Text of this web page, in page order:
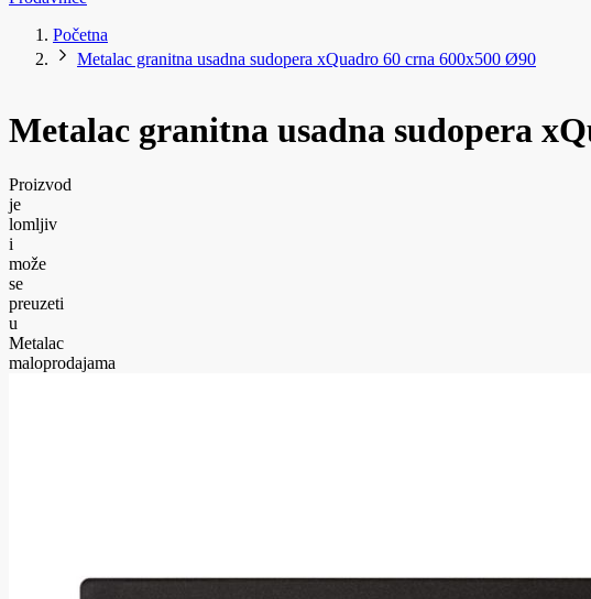
Početna
Metalac granitna usadna sudopera xQuadro 60 crna 600x500 Ø90
Metalac granitna usadna sudopera
Proizvod
je
lomljiv
i
može
se
preuzeti
u
Metalac
maloprodajama